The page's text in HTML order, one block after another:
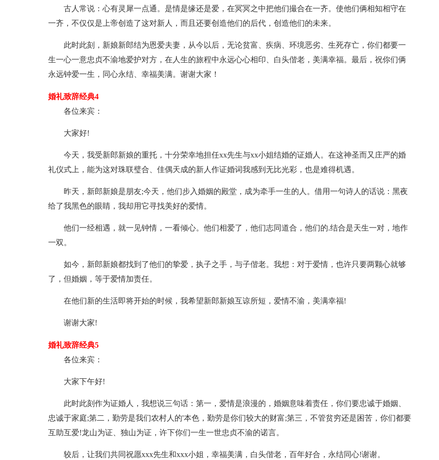
古人常说：心有灵犀一点通。是情是缘还是爱，在冥冥之中把他们撮合在一齐。使他们俩相知相守在
一齐，不仅仅是上帝创造了这对新人，而且还要创造他们的后代，创造他们的未来。
此时此刻，新娘新郎结为恩爱夫妻，从今以后，无论贫富、疾病、环境恶劣、生死存亡，你们都要一
生一心一意忠贞不渝地爱护对方，在人生的旅程中永远心心相印、白头偕老，美满幸福。最后，祝你们俩
永远钟爱一生，同心永结、幸福美满。谢谢大家！
婚礼致辞经典4
各位来宾：
大家好!
今天，我受新郎新娘的重托，十分荣幸地担任xx先生与xx小姐结婚的证婚人。在这神圣而又庄严的婚
礼仪式上，能为这对珠联璧合、佳偶天成的新人作证婚词我感到无比光彩，也是难得机遇。
昨天，新郎新娘是朋友;今天，他们步入婚姻的殿堂，成为牵手一生的人。借用一句诗人的话说：黑夜
给了我黑色的眼睛，我却用它寻找美好的爱情。
他们一经相遇，就一见钟情，一看倾心。他们相爱了，他们志同道合，他们的.结合是天生一对，地作
一双。
如今，新郎新娘都找到了他们的挚爱，执子之手，与子偕老。我想：对于爱情，也许只要两颗心就够
了，但婚姻，等于爱情加责任。
在他们新的生活即将开始的时候，我希望新郎新娘互谅所短，爱情不渝，美满幸福!
谢谢大家!
婚礼致辞经典5
各位来宾：
大家下午好!
此时此刻作为证婚人，我想说三句话：第一，爱情是浪漫的，婚姻意味着责任，你们要忠诚于婚姻、
忠诚于家庭;第二，勤劳是我们农村人的'本色，勤劳是你们较大的财富;第三，不管贫穷还是困苦，你们都要
互助互爱!龙山为证、独山为证，许下你们一生一世忠贞不渝的诺言。
较后，让我们共同祝愿xxx先生和xxx小姐，幸福美满，白头偕老，百年好合，永结同心!谢谢。